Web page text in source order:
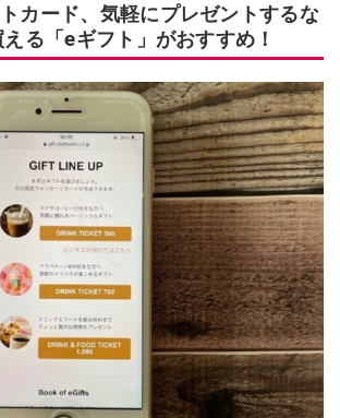
カード、気軽にプレゼントするな
る「eギフト」がおすすめ！